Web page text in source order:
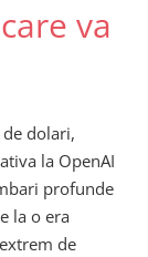
va
dolari,
la OpenAI
profunde
la o era
de